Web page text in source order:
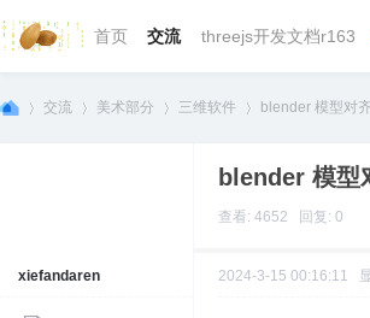
首页 交流 threejs开发文档r163
交流 美术部分 三维软件
›
blender 模型对
blender 模型
查看: 4652 回复: 0
xiefandaren 2024-3-15 00:16:11